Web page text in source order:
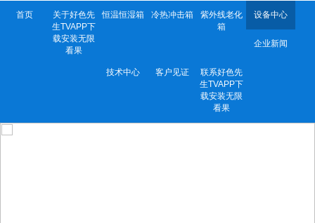
首页
关于好色先
生TVAPP下
载安装无限
看果
恒温恒湿箱 冷热冲击箱
紫外线老化
箱
设备中心
企业新闻
技术中心 客户见证
联系好色先
生TVAPP下
载安装无限
看果